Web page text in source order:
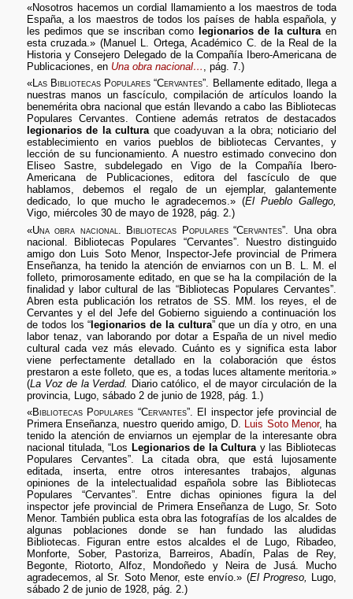
«Nosotros hacemos un cordial llamamiento a los maestros de toda
España, a los maestros de todos los países de habla española, y
les pedimos que se inscriban como
legionarios de la cultura en
esta cruzada.» (Manuel L. Ortega, Académico C. de la Real de la
Historia y Consejero Delegado de la Compañía Ibero-Americana de
Publicaciones, en Una obra nacional…
, pág. 7.)
«Las Bibliotecas Populares “Cervantes”. Bellamente editado, llega a
nuestras manos un fascículo, compilación de artículos loando la
benemérita obra nacional que están llevando a cabo las Bibliotecas
Populares Cervantes. Contiene además retratos de destacados
legionarios de la culturaque coadyuvan a la obra; noticiario del
establecimiento en varios pueblos de bibliotecas Cervantes, y
lección de su funcionamiento. A nuestro estimado convecino don
Eliseo Sastre, subdelegado en Vigo de la Compañía Ibero-
Americana de Publicaciones, editora del fascículo de que
hablamos, debemos el regalo de un ejemplar, galantemente
dedicado, lo que mucho le agradecemos.» (El Pueblo Gallego,
Vigo, miércoles 30 de mayo de 1928, pág. 2.)
«Una obra nacional. Bibliotecas Populares “Cervantes”.
Una obra
nacional. Bibliotecas Populares “Cervantes”. Nuestro distinguido
amigo don Luis Soto Menor, Inspector-Jefe provincial de Primera
Enseñanza, ha tenido la atención de enviarnos con un B. L. M. el
folleto, primorosamente editado, en que se ha la compilación de la
finalidad y labor cultural de las “Bibliotecas Populares Cervantes”.
Abren esta publicación los retratos de SS. MM. los reyes, el de
Cervantes y el del Jefe del Gobierno siguiendo a continuación los
de todos los “ legionarios de la cultura” que un día y otro, en una
labor tenaz, van laborando por dotar a España de un nivel medio
cultural cada vez más elevado. Cuánto es y significa esta labor
viene perfectamente detallado en la colaboración que éstos
prestaron a este folleto, que es, a todas luces altamente meritoria.»
(La Voz de la Verdad.
Diario católico, el de mayor circulación de la
provincia, Lugo, sábado 2 de junio de 1928, pág. 1.)
«Bibliotecas Populares “Cervantes”. El inspector jefe provincial de
Primera Enseñanza, nuestro querido amigo, D. Luis Soto Menor, ha
tenido la atención de enviarnos un ejemplar de la interesante obra
nacional titulada, “Los Legionarios de la Culturay las Bibliotecas
Populares Cervantes”. La citada obra, que está lujosamente
editada, inserta, entre otros interesantes trabajos, algunas
opiniones de la intelectualidad española sobre las Bibliotecas
Populares “Cervantes”. Entre dichas opiniones figura la del
inspector jefe provincial de Primera Enseñanza de Lugo, Sr. Soto
Menor. También publica esta obra las fotografías de los alcaldes de
algunas poblaciones donde se han fundado las aludidas
Bibliotecas. Figuran entre estos alcaldes el de Lugo, Ribadeo,
Monforte, Sober, Pastoriza, Barreiros, Abadín, Palas de Rey,
Begonte, Riotorto, Alfoz, Mondoñedo y Neira de Jusá. Mucho
agradecemos, al Sr. Soto Menor, este envío.» (El Progreso, Lugo,
sábado 2 de junio de 1928, pág. 2.)